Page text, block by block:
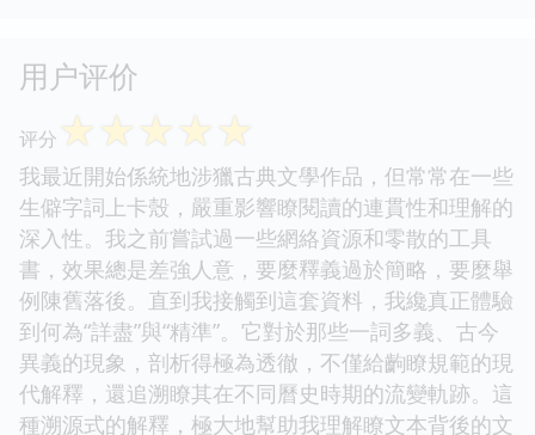
用户评价
评分 ☆☆☆☆☆
我最近開始係統地涉獵古典文學作品，但常常在一些
生僻字詞上卡殼，嚴重影響瞭閱讀的連貫性和理解的
深入性。我之前嘗試過一些網絡資源和零散的工具
書，效果總是差強人意，要麼釋義過於簡略，要麼舉
例陳舊落後。直到我接觸到這套資料，我纔真正體驗
到何為“詳盡”與“精準”。它對於那些一詞多義、古今
異義的現象，剖析得極為透徹，不僅給齣瞭規範的現
代解釋，還追溯瞭其在不同曆史時期的流變軌跡。這
種溯源式的解釋，極大地幫助我理解瞭文本背後的文